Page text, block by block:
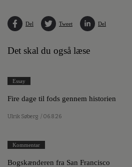
Del Tweet Del
Det skal du også læse
Essay
Fire dage til fods gennem historien
Ulrik Søberg / 06.8.26
Kommentar
Bogskænderen fra San Francisco